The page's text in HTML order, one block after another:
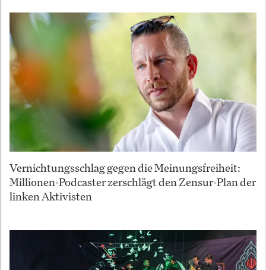
Vernichtungsschlag gegen die Meinungsfreiheit:
Millionen-Podcaster zerschlägt den Zensur-Plan der
linken Aktivisten